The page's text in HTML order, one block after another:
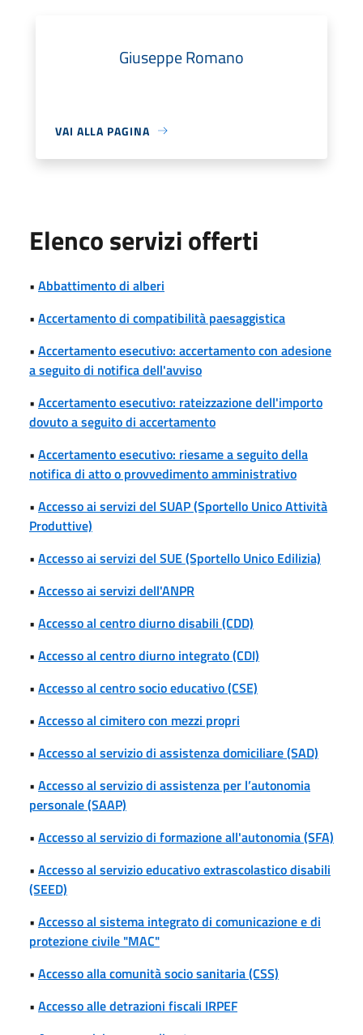
Giuseppe Romano
VAI ALLA PAGINA
Elenco servizi offerti
• Abbattimento di alberi
• Accertamento di compatibilità paesaggistica
• Accertamento esecutivo: accertamento con adesione
a seguito di notifica dell'avviso
• Accertamento esecutivo: rateizzazione dell'importo
dovuto a seguito di accertamento
• Accertamento esecutivo: riesame a seguito della
notifica di atto o provvedimento amministrativo
• Accesso ai servizi del SUAP (Sportello Unico Attività
Produttive)
• Accesso ai servizi del SUE (Sportello Unico Edilizia)
• Accesso ai servizi dell'ANPR
• Accesso al centro diurno disabili (CDD)
• Accesso al centro diurno integrato (CDI)
• Accesso al centro socio educativo (CSE)
• Accesso al cimitero con mezzi propri
• Accesso al servizio di assistenza domiciliare (SAD)
• Accesso al servizio di assistenza per l’autonomia
personale (SAAP)
• Accesso al servizio di formazione all'autonomia (SFA)
• Accesso al servizio educativo extrascolastico disabili
(SEED)
• Accesso al sistema integrato di comunicazione e di
protezione civile "MAC"
• Accesso alla comunità socio sanitaria (CSS)
• Accesso alle detrazioni fiscali IRPEF